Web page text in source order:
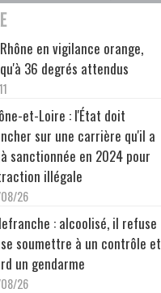
en vigilance orange,
36 degrés attendus
et-Loire : l'État doit
sur une carrière qu'il a
sanctionnée en 2024 pour
illégale
26
: alcoolisé, il refuse
soumettre à un contrôle et
un gendarme
26